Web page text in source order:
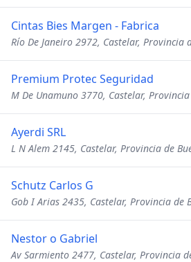
Cintas Bies Margen - Fabrica
Río De Janeiro 2972, Castelar, Provincia
Premium Protec Seguridad
M De Unamuno 3770, Castelar,
Ayerdi SRL
L N Alem 2145, Castelar, Provincia de
Schutz Carlos G
Gob I Arias 2435, Castelar, Provincia de
Nestor o Gabriel
Av Sarmiento 2477, Castelar, Provincia